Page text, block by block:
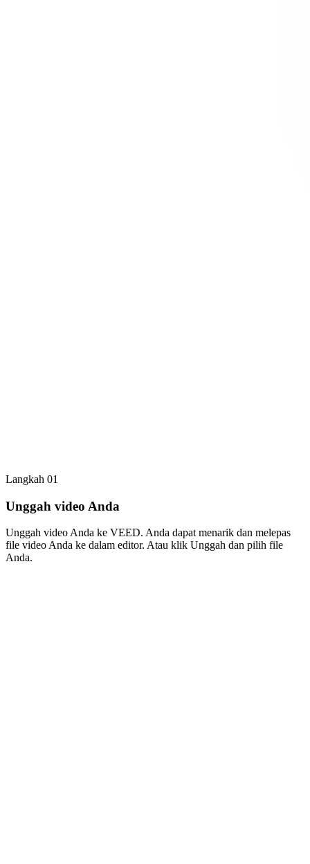
Langkah 01
Unggah video Anda
Unggah video Anda ke VEED. Anda dapat menarik dan melepas
file video Anda ke dalam editor. Atau klik Unggah dan pilih file
Anda.